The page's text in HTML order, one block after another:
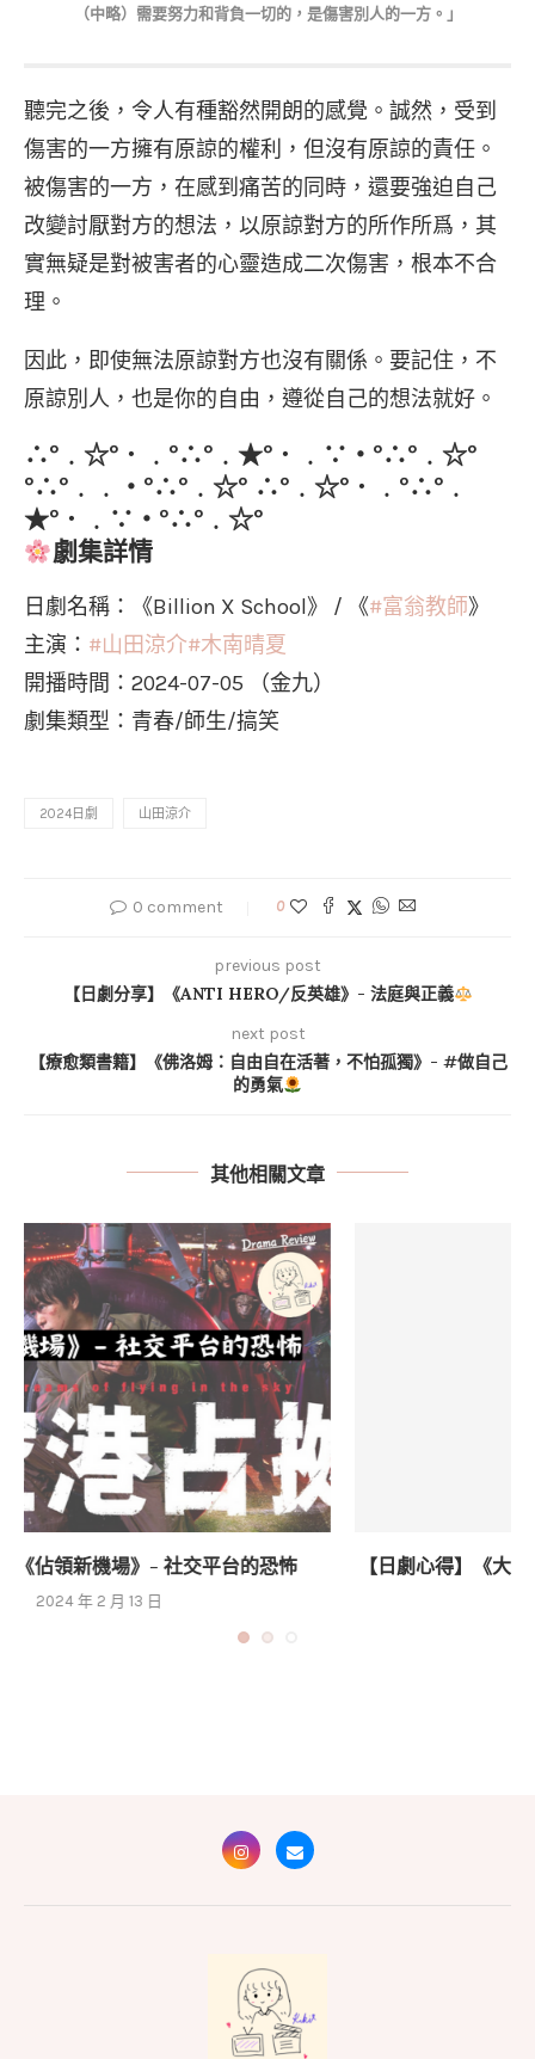
（中略）需要努力和背負一切的，是傷害別人的一方。」
聽完之後，令人有種豁然開朗的感覺。誠然，受到
傷害的一方擁有原諒的權利，但沒有原諒的責任。
被傷害的一方，在感到痛苦的同時，還要強迫自己
改變討厭對方的想法，以原諒對方的所作所爲，其
實無疑是對被害者的心靈造成二次傷害，根本不合
理。
因此，即使無法原諒對方也沒有關係。要記住，不
原諒別人，也是你的自由，遵從自己的想法就好。
∴°﹒☆°．﹒°∴°﹒★°．﹒∵‧°∴°﹒☆°
°∴°﹒﹒‧°∴°﹒☆° ∴°﹒☆°．﹒°∴°﹒
★°．﹒∵‧°∴°﹒☆°
劇集詳情
日劇名稱：《Billion X School》 / 《#富翁教師》
主演： #山田涼介#木南晴夏
開播時間：2024-07-05 （金九）
劇集類型：青春/師生/搞笑
2024日劇 山田涼介
0 comment 0
previous post
【日劇分享】《ANTI HERO/反英雄》- 法庭與正義
next post
【療愈類書籍】《佛洛姆：自由自在活著，不怕孤獨》- #做自己
的勇氣
其他相關文章
【日劇心得】《大叔的愛-RETURNS-》- 一部引人深
2024 年 3 月 30 日